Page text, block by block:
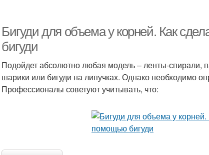
Бигуди для объема у корней. Как
бигуди
Подойдет абсолютно любая модель – ленты-
шарики или бигуди на липучках. Однако необходимо
Профессионалы советуют учитывать, что: